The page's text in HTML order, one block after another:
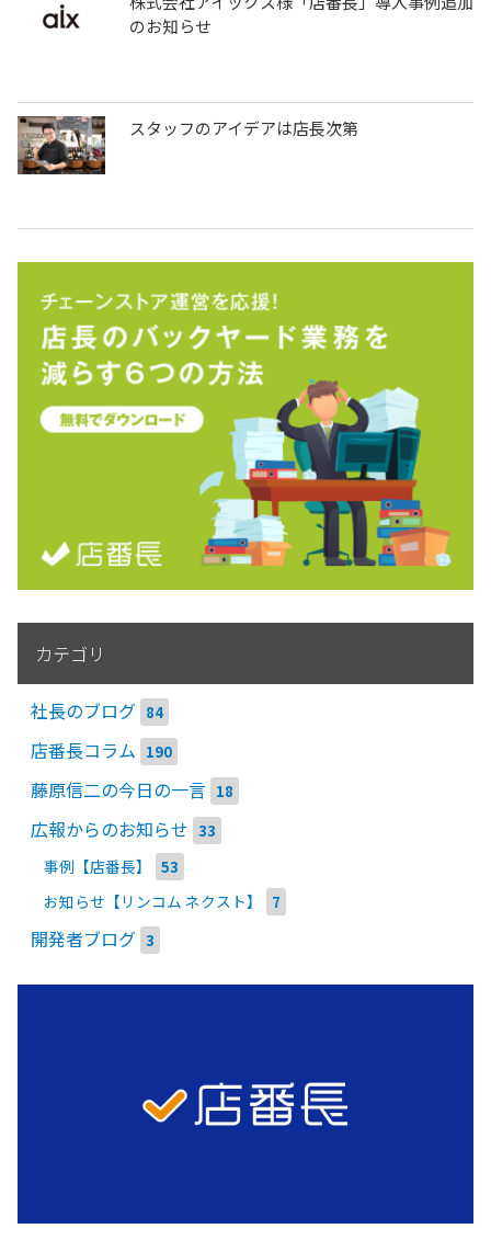
のお知らせ
スタッフのアイデアは店長次第
カテゴリ
社長のブログ 84
店番長コラム 190
藤原信二の今日の一言 18
広報からのお知らせ 33
事例【店番長】 53
お知らせ【リンコム ネクスト】 7
開発者ブログ 3